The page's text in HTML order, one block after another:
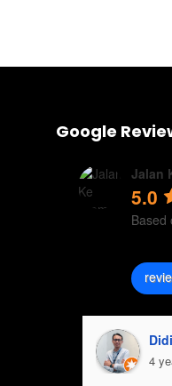
Google
Jalan
5.0
Based